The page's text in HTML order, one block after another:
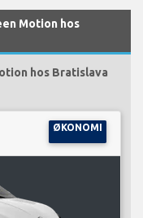
Motion hos
hos Bratislava
ØKONOMI